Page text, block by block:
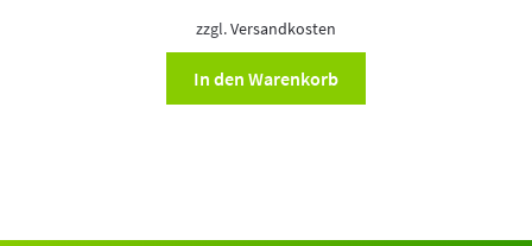
zzgl.Versandkosten
In den Warenkorb